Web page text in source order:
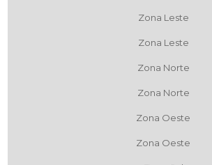
Zona Leste
Zona Leste
Zona Norte
Zona Norte
Zona Oeste
Zona Oeste